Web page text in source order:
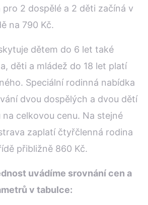
pro 2 dospělé a 2 děti začíná v
na 790 Kč.
dětem do 6 let také
děti a mládež do 18 let platí
Speciální rodinná nabídka
dvou dospělých a dvou dětí
na celkovou cenu. Na stejné
zaplatí čtyřčlenná rodina
přibližně 860 Kč.
uvádíme srovnání cen a
v tabulce: